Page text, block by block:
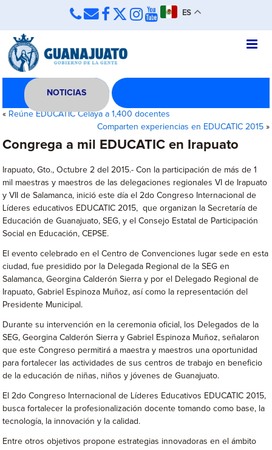
ES
NOTICIAS
« Reúne EDUCATIC Celaya a 1,400 docentes
Comparten experiencias en EDUCATIC 2015»
Congrega a mil EDUCATIC en Irapuato
Irapuato, Gto., Octubre 2 del 2015.- Con la participación de más de 1
mil maestras y maestros de las delegaciones regionales VI de Irapuato
y VII de Salamanca, inició este día el 2do Congreso Internacional de
Líderes educativos EDUCATIC 2015, que organizan la Secretaría de
Educación de Guanajuato, SEG, y el Consejo Estatal de Participación
Social en Educación, CEPSE.
El evento celebrado en el Centro de Convenciones lugar sede en esta
ciudad, fue presidido por la Delegada Regional de la SEG en
Salamanca, Georgina Calderón Sierra y por el Delegado Regional de
Irapuato, Gabriel Espinoza Muñoz, así como la representación del
Presidente Municipal.
Durante su intervención en la ceremonia oficial, los Delegados de la
SEG, Georgina Calderón Sierra y Gabriel Espinoza Muñoz, señalaron
que este Congreso permitirá a maestra y maestros una oportunidad
para fortalecer las actividades de sus centros de trabajo en beneficio
de la educación de niñas, niños y jóvenes de Guanajuato.
El 2do Congreso Internacional de Líderes Educativos EDUCATIC 2015,
busca fortalecer la profesionalización docente tomando como base, la
tecnología, la innovación y la calidad.
Entre otros objetivos propone estrategias innovadoras en el ámbito